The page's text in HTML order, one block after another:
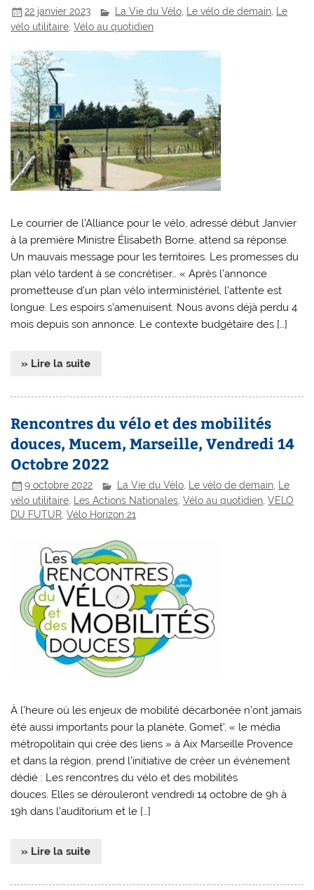
22 janvier 2023 La Vie du Vélo, Le vélo de demain, Le
vélo utilitaire ,Vélo au quotidien
Le courrier de l’Alliance pour le vélo, adressé début Janvier
à la première Ministre Élisabeth Borne, attend sa réponse.
Un mauvais message pour les territoires. Les promesses du
plan vélo tardent à se concrétiser… « Après l’annonce
prometteuse d’un plan vélo interministériel, l’attente est
longue. Les espoirs s’amenuisent. Nous avons déjà perdu 4
mois depuis son annonce. Le contexte budgétaire des […]
» Lire la suite
Rencontres du vélo et des mobilités
douces, Mucem, Marseille, Vendredi 14
Octobre 2022
9 octobre 2022 La Vie du Vélo Le vélo de demain
Le
vélo utilitaire Les Actions Nationales ,Vélo au quotidien ,VELO
DU FUTUR ,Vélo Horizon 21
À l’heure où les enjeux de mobilité décarbonée n’ont jamais
été aussi importants pour la planète, Gomet’, « le média
métropolitain qui crée des liens » à Aix Marseille Provence
et dans la région, prend l’initiative de créer un événement
dédié : Les rencontres du vélo et des mobilités
douces. Elles se dérouleront vendredi 14 octobre de 9h à
19h dans l’auditorium et le […]
» Lire la suite